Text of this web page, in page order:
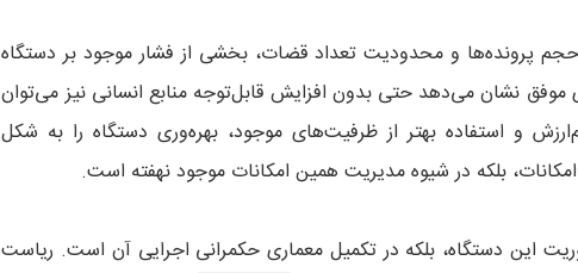
پرونده‌ها و محدودیت تعداد قضات، بخشی از فشار موجود بر دستگاه
نشان می‌دهد حتی بدون افزایش قابل‌توجه منابع انسانی نیز می‌توان
و استفاده بهتر از ظرفیت‌های موجود، بهره‌وری دستگاه را به شکل
بلکه در شیوه مدیریت همین امکانات موجود نهفته است.
این دستگاه، بلکه در تکمیل معماری حکمرانی اجرایی آن است. ریاست